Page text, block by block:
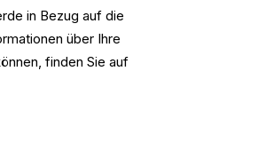
in Bezug auf die
über Ihre
finden Sie auf